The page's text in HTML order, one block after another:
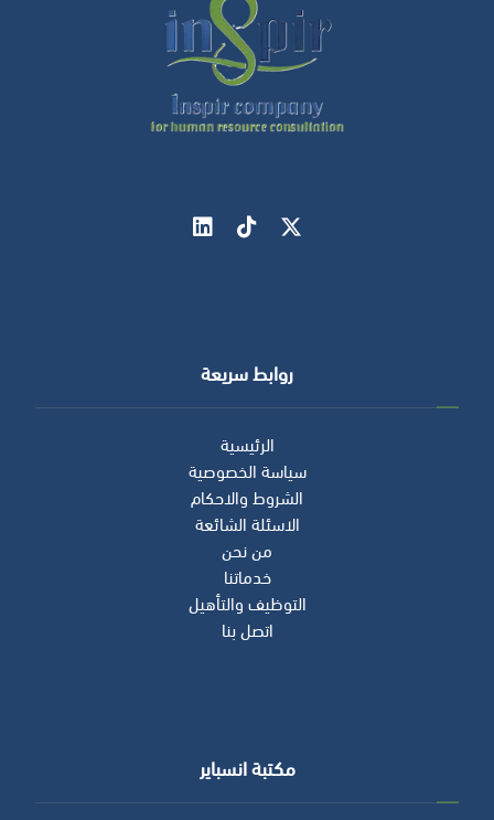
روابط سريعة
الرئيسية
سياسة الخصوصية
الشروط والاحكام
الاسئلة الشائعة
من نحن
خدماتنا
التوظيف والتأهيل
اتصل بنا
مكتبة انسباير